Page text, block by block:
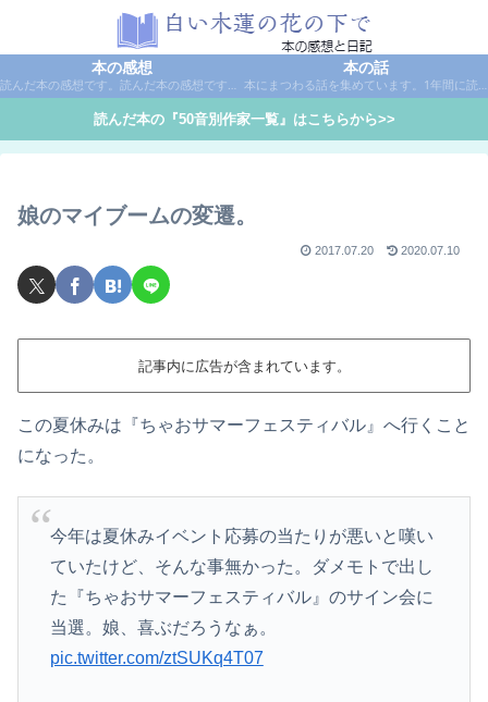
本の感想
読んだ本の感想です。読んだ本の感想です。本は作家名で50音別に分類しています。
本の話
本にまつわる話を集めています。1年間に読んだ本の総括や、本に関する話題など。
読んだ本の『50音別作家一覧』はこちらから>>
娘のマイブームの変遷。
2017.07.20 2020.07.10
記事内に広告が含まれています。
この夏休みは『ちゃおサマーフェスティバル』へ行くこと
になった。
今年は夏休みイベント応募の当たりが悪いと嘆い
ていたけど、そんな事無かった。ダメモトで出し
た『ちゃおサマーフェスティバル』のサイン会に
当選。娘、喜ぶだろうなぁ。
pic.twitter.com/ztSUKq4T07